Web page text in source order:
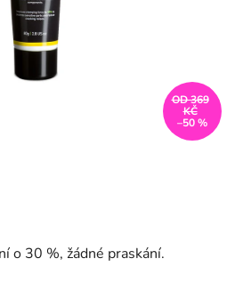
o 30 %, žádné praskání.
OD 369
KČ
–50 %